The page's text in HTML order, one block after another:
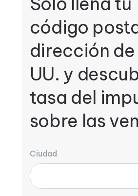
código
dirección de
UU. y
tasa del
sobre las
Ciudad